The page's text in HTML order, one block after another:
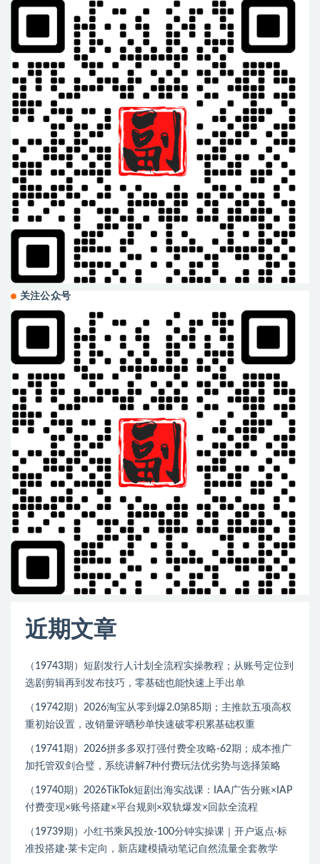
关注公众号
近期文章
（19743期）短剧发行人计划全流程实操教程；从账号定位到
选剧剪辑再到发布技巧，零基础也能快速上手出单
（19742期）2026淘宝从零到爆2.0第85期；主推款五项高权
重初始设置，改销量评晒秒单快速破零积累基础权重
（19741期）2026拼多多双打强付费全攻略-62期；成本推广
加托管双剑合璧，系统讲解7种付费玩法优劣势与选择策略
（19740期）2026TikTok短剧出海实战课：IAA广告分账×IAP
付费变现×账号搭建×平台规则×双轨爆发×回款全流程
（19739期）小红书乘风投放-100分钟实操课｜开户返点·标
准投搭建·莱卡定向，新店建模撬动笔记自然流量全套教学